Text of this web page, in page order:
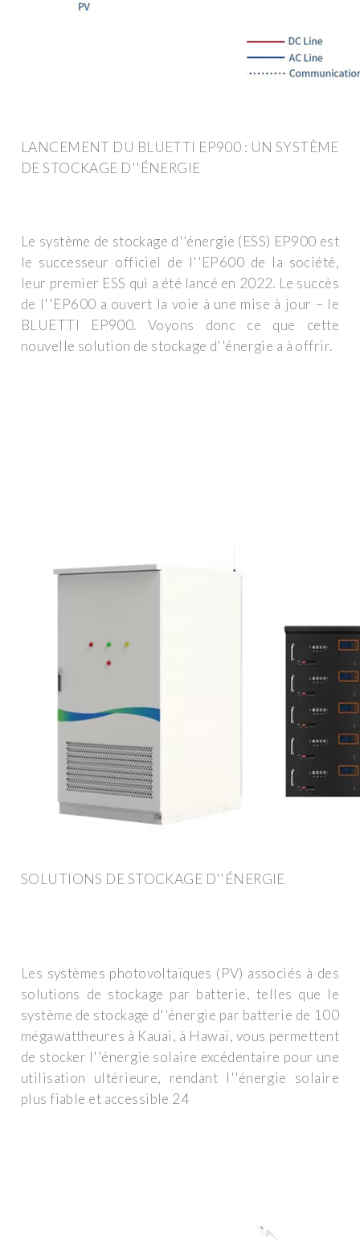
LANCEMENT DU BLUETTI EP900 : UN SYSTÈME
DE STOCKAGE D''ÉNERGIE
Le système de stockage d''énergie (ESS) EP900 est
le successeur officiel de l''EP600 de la société,
leur premier ESS qui a été lancé en 2022. Le succès
de l''EP600 a ouvert la voie à une mise à jour – le
BLUETTI EP900. Voyons donc ce que cette
nouvelle solution de stockage d''énergie a à offrir.
SOLUTIONS DE STOCKAGE D''ÉNERGIE
Les systèmes photovoltaïques (PV) associés à des
solutions de stockage par batterie, telles que le
système de stockage d''énergie par batterie de 100
mégawattheures à Kauai, à Hawaï, vous permettent
de stocker l''énergie solaire excédentaire pour une
utilisation ultérieure, rendant l''énergie solaire
plus fiable et accessible 24